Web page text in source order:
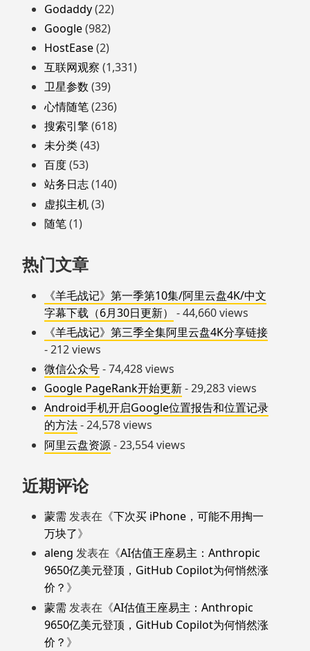
Godaddy(22)
Google(982)
HostEase(2)
互联网观察 (1,331)
卫星参数(39)
心情随笔(236)
搜索引擎(618)
未分类(43)
百度(53)
站务日志(140)
虚拟主机(3)
随笔(1)
热门文章
《羊毛战记》第一季第10集/阿里云盘4K/中文
字幕下载（6月30日更新）
- 44,660 views
《羊毛战记》第三季全集阿里云盘4K分享链接
- 212 views
微信公众号- 74,428 views
Google PageRank开始更新- 29,283 views
Android手机开启Google位置报告和位置记录
的方法- 24,578 views
阿里云盘资源- 23,554 views
近期评论
蒙需 发表在《下次买 iPhone，可能不用掏一
万块了》
aleng 发表在《AI估值王座易主：Anthropic
9650亿美元登顶，GitHub Copilot为何悄然涨
价？ 》
蒙需 发表在《AI估值王座易主：Anthropic
9650亿美元登顶，GitHub Copilot为何悄然涨
价？ 》